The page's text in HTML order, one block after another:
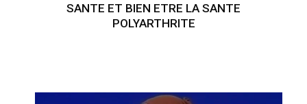
SANTE ET BIEN ETRE LA SANTE
POLYARTHRITE